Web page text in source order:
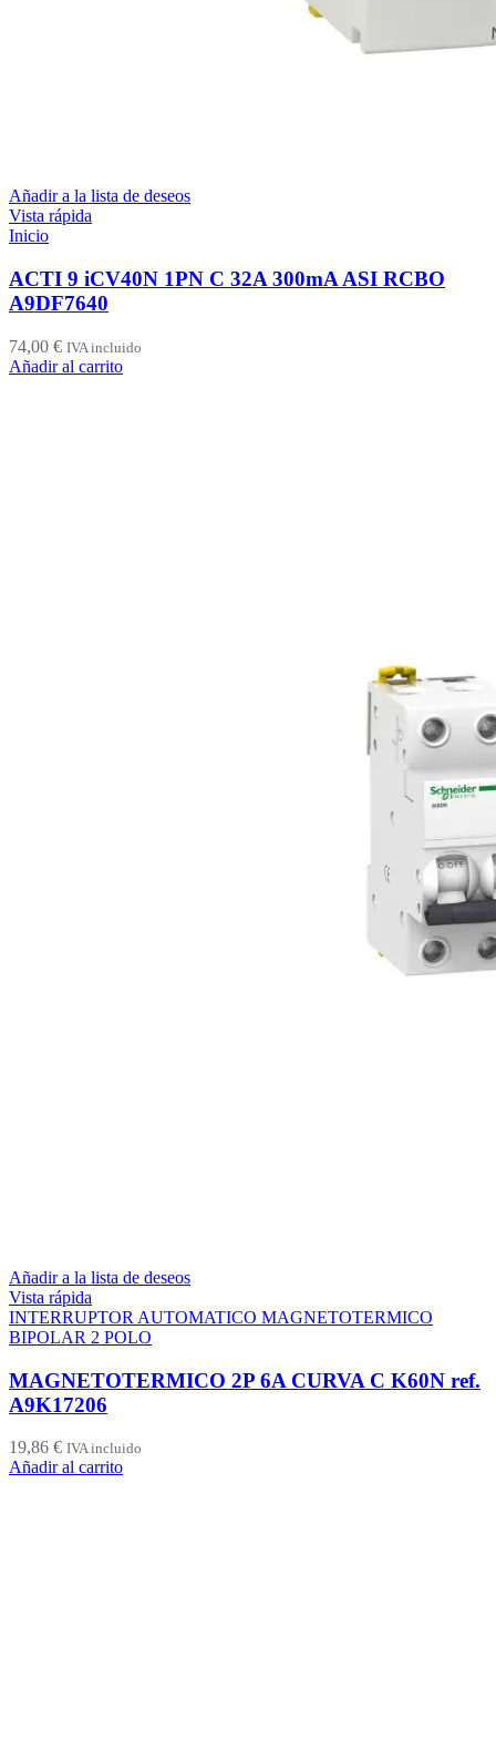
Añadir a la lista de deseos
Vista rápida
Inicio
ACTI 9 iCV40N 1PN C 32A 300mA ASI RCBO
A9DF7640
74,00 € IVA incluido
Añadir al carrito
Añadir a la lista de deseos
Vista rápida
INTERRUPTOR AUTOMATICO MAGNETOTERMICO
BIPOLAR 2 POLO
MAGNETOTERMICO 2P 6A CURVA C K60N ref.
A9K17206
19,86 € IVA incluido
Añadir al carrito